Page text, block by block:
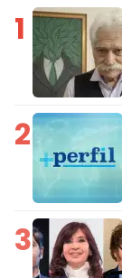
1
2
3